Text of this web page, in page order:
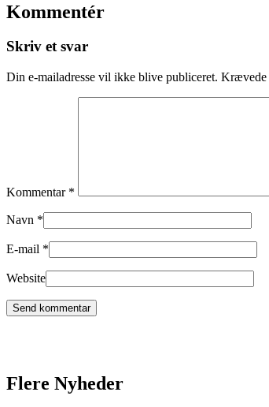
Kommentér
Skriv et svar
Din e-mailadresse vil ikke blive publiceret. Krævede
Kommentar *
Navn *
E-mail *
Website
Flere Nyheder